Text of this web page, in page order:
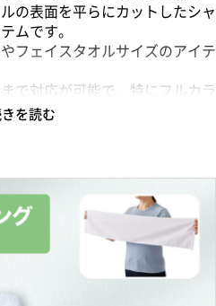
の表面を平らにカットしたシャ
ムです。
フェイスタオルサイズのアイテ
で対応が可能で、特にフルカラ
プリントができます。